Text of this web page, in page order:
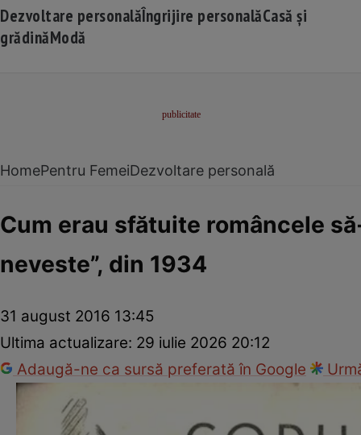
Dezvoltare personalăÎngrijire personalăCasă și
grădinăModă
HomePentru FemeiDezvoltare personală
Cum erau sfătuite româncele
neveste”, din 1934
31 august 2016 13:45
Ultima actualizare: 29 iulie 2026 20:12
Adaugă-ne ca sursă preferată în Google